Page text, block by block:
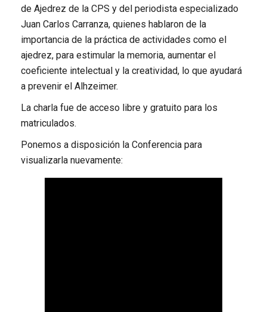
de Ajedrez de la CPS y del periodista especializado
Juan Carlos Carranza, quienes hablaron de la
importancia de la práctica de actividades como el
ajedrez, para estimular la memoria, aumentar el
coeficiente intelectual y la creatividad, lo que ayudará
a prevenir el Alhzeimer.
La charla fue de acceso libre y gratuito para los
matriculados.
Ponemos a disposición la Conferencia para
visualizarla nuevamente: